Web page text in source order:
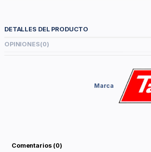
DETALLES DEL PRODUCTO
OPINIONES(0)
Marca
Comentarios (0)